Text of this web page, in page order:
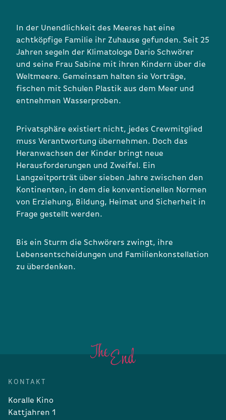
In der Unendlichkeit des Meeres hat eine
achtköpfige Familie ihr Zuhause gefunden. Seit 25
Jahren segeln der Klimatologe Dario Schwörer
und seine Frau Sabine mit ihren Kindern über die
Weltmeere. Gemeinsam halten sie Vorträge,
fischen mit Schulen Plastik aus dem Meer und
entnehmen Wasserproben.
Privatsphäre existiert nicht, jedes Crewmitglied
muss Verantwortung übernehmen. Doch das
Heranwachsen der Kinder bringt neue
Herausforderungen und Zweifel. Ein
Langzeitporträt über sieben Jahre zwischen den
Kontinenten, in dem die konventionellen Normen
von Erziehung, Bildung, Heimat und Sicherheit in
Frage gestellt werden.
Bis ein Sturm die Schwörers zwingt, ihre
Lebensentscheidungen und Familienkonstellation
zu überdenken.
KONTAKT
Koralle Kino
Kattjahren 1